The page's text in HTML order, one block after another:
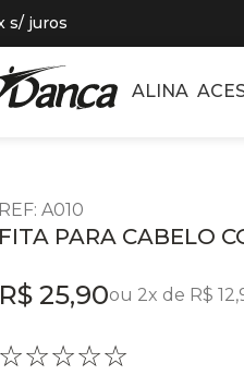
s/ juros
ALINA
REF: A010
FITA PARA CABELO
R$ 25,90ou 2x de R$ 12,
☆☆☆☆☆